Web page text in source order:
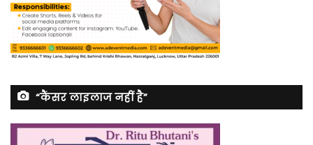
“कैंसर लाइलाज नहीं है”